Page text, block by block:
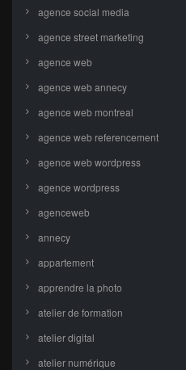
agence social media
agence street marketing
agence web
agence web annecy
agence web montreal
agence web referencement
agence web wordpress
agence wordpress
agenceweb
annecy
appartement
apprendre la photo
atelier de formation
atelier digital
atelier numérique